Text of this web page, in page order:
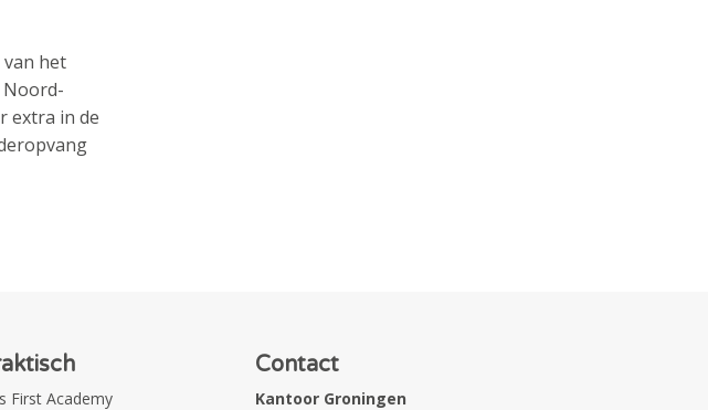
het
extra in de
First Academy
Contact
Kantoor Groningen